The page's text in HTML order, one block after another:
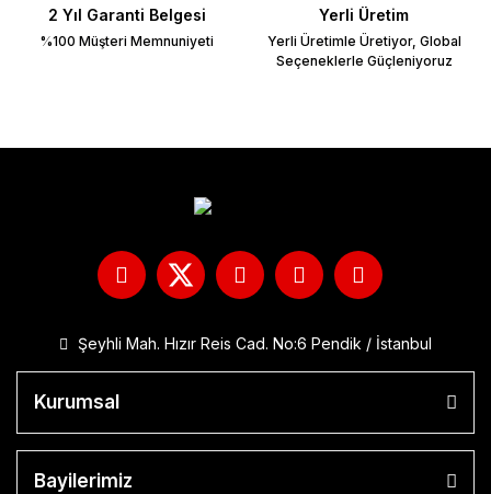
2 Yıl Garanti Belgesi
%100 Müşteri Memnuniyeti
Yerli Üretim
Yerli Üretimle Üretiyor, Global
Seçeneklerle Güçleniyoruz
Şeyhli Mah. Hızır Reis Cad. No:6 Pendik / İstanbul
Kurumsal
Bayilerimiz